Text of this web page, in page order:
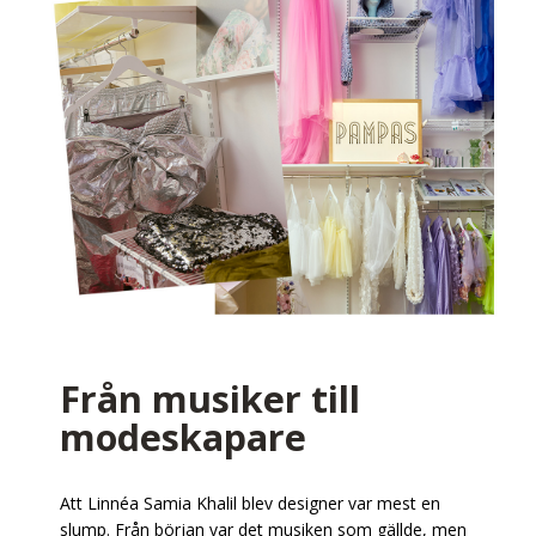
Från musiker till
modeskapare
Att Linnéa Samia Khalil blev designer var mest en
slump. Från början var det musiken som gällde, men